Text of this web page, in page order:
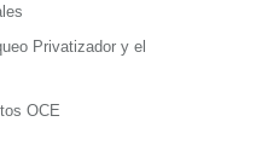
Privatizador y el
OCE